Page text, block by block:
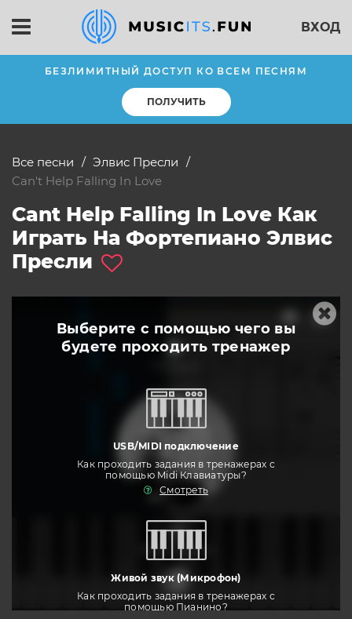
ВХОД
БЕЗЛИМИТНЫЙ ДОСТУП КО ВСЕМ ПЕСНЯМ
ПОЛУЧИТЬ
Все песни
Элвис Пресли
Can't Help Falling In Love
Cant Help Falling In Love Как
Играть На Фортепиано Элвис
Пресли
Выберите с помощью чего вы
будете проходить тренажер
USB/MIDI подключение
Как проходить задания в тренажерах с
помощью Midi Клавиатуры?
Смотреть
Живой звук (Микрофон)
Как проходить задания в тренажерах с
помощью Пианино?
тренировать